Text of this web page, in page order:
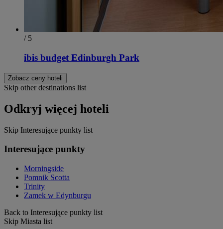
/ 5
ibis budget Edinburgh Park
Zobacz ceny hoteli
Skip other destinations list
Odkryj więcej hoteli
Skip Interesujące punkty list
Interesujące punkty
Morningside
Pomnik Scotta
Trinity
Zamek w Edynburgu
Back to Interesujące punkty list
Skip Miasta list